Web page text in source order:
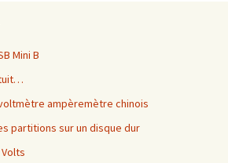
Mini B
ampèremètre chinois
partitions sur un disque dur